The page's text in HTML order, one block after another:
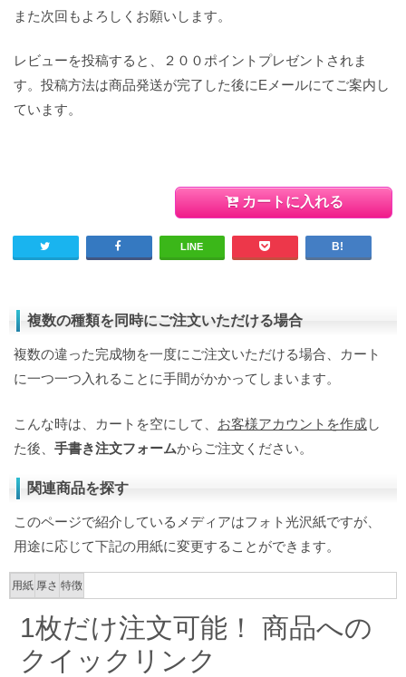
また次回もよろしくお願いします。
レビューを投稿すると、２００ポイントプレゼントされま
す。投稿方法は商品発送が完了した後にEメールにてご案内し
ています。
カートに入れる
LINE
複数の種類を同時にご注文いただける場合
複数の違った完成物を一度にご注文いただける場合、カート
に一つ一つ入れることに手間がかかってしまいます。
こんな時は、カートを空にして、 お客様アカウントを作成し
た後、 手書き注文フォームからご注文ください。
関連商品を探す
このページで紹介しているメディアはフォト光沢紙ですが、
用途に応じて下記の用紙に変更することができます。
用紙 厚さ 特徴
1枚だけ注文可能！ 商品への
クイックリンク